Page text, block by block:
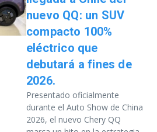
nuevo QQ: un SUV
compacto 100%
eléctrico que
debutará a fines de
2026.
Presentado oficialmente
durante el Auto Show de China
2026, el nuevo Chery QQ